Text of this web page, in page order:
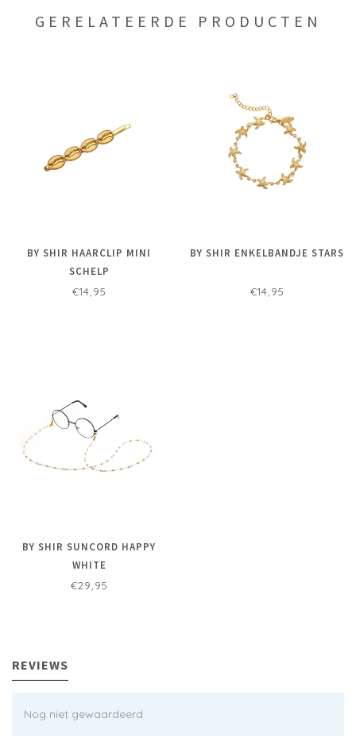
GERELATEERDE PRODUCTEN
BY SHIR HAARCLIP MINI
SCHELP
€14,95
BY SHIR ENKELBANDJE STARS
€14,95
BY SHIR SUNCORD HAPPY
WHITE
€29,95
REVIEWS
Nog niet gewaardeerd